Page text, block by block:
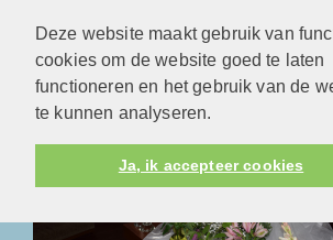
Deze website maakt gebruik van
cookies om de website goed te laten
functioneren en het gebruik van de
te kunnen analyseren.
Ja, ik accepteer cookies
Doopdienst 21-01-2024